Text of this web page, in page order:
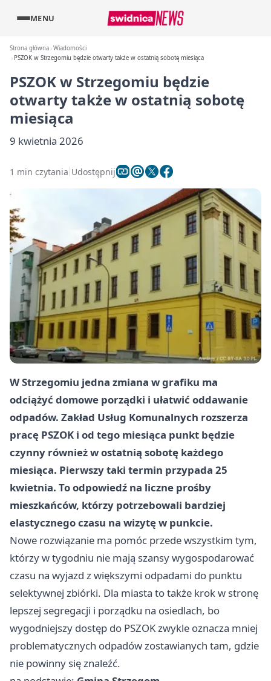
MENU
Strona główna Wiadomości
PSZOK w Strzegomiu będzie otwarty także w ostatnią sobotę miesiąca
PSZOK w Strzegomiu będzie
otwarty także w ostatnią sobotę
miesiąca
9 kwietnia 2026
1 min czytania Udostępnij
W Strzegomiu jedna zmiana w grafiku ma
odciążyć domowe porządki i ułatwić oddawanie
odpadów. Zakład Usług Komunalnych rozszerza
pracę PSZOK i od tego miesiąca punkt będzie
czynny również w ostatnią sobotę każdego
miesiąca. Pierwszy taki termin przypada 25
kwietnia. To odpowiedź na liczne prośby
mieszkańców, którzy potrzebowali bardziej
elastycznego czasu na wizytę w punkcie.
Nowe rozwiązanie ma pomóc przede wszystkim tym,
którzy w tygodniu nie mają szansy wygospodarować
czasu na wyjazd z większymi odpadami do punktu
selektywnej zbiórki. Dla miasta to także krok w stronę
lepszej segregacji i porządku na osiedlach, bo
wygodniejszy dostęp do PSZOK zwykle oznacza mniej
problematycznych odpadów zostawianych tam, gdzie
nie powinny się znaleźć.